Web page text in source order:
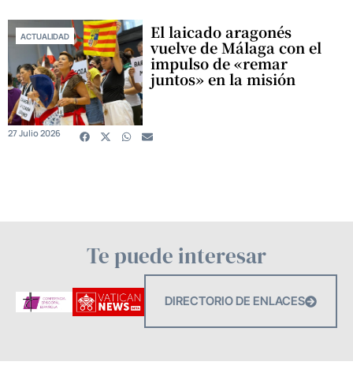
ACTUALIDAD El laicado aragonés
vuelve de Málaga con el
impulso de «remar
juntos» en la misión
27 Julio 2026
Te puede interesar
DIRECTORIO DE ENLACES